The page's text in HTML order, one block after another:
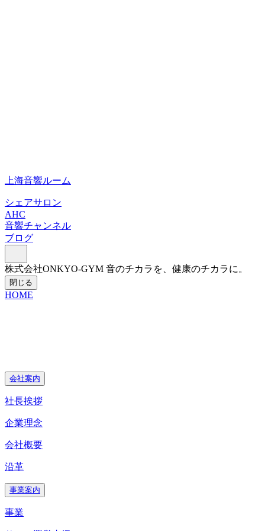
上海音響ルーム
シェアサロン
AHC
音響チャンネル
ブログ
株式会社ONKYO-GYM 音のチカラを、健康のチカラに。
閉じる
HOME
会社案内
社長挨拶
企業理念
会社概要
沿革
事業案内
事業